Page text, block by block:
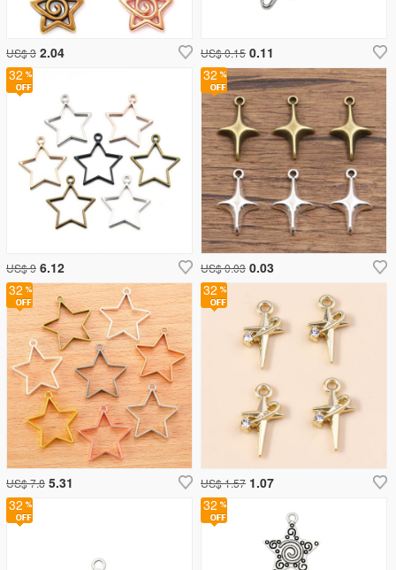
US$ 0.15 0.11
US$ 3 2.04
32
US$ 0.03 0.03
32
US$ 9 6.12
32
US$ 7.8 5.31
32
32
32
US$ 1.57 1.07